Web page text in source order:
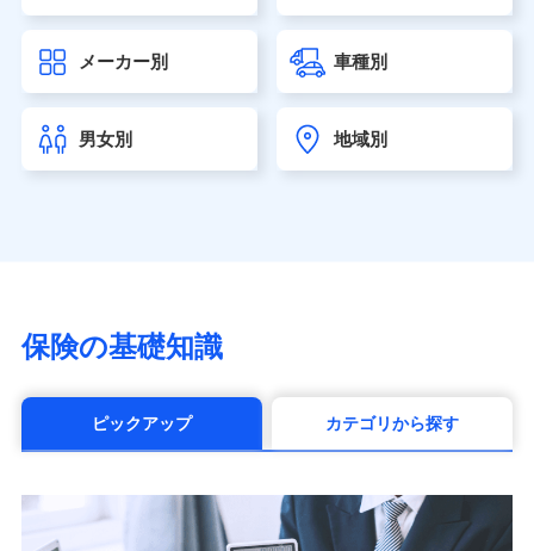
大樹生命保険株式会社（https://www.taiju-life.co.jp）
seimei.co.jp）
チューリッヒ生命保険株式会社
東京海上日動あんしん生命保険株式会社
（https://www.tmn-anshin.co.jp/）
マニュライフ生命保険株式会社
（https://www.manulife.co.jp/）
（https://www.msa-life.co.jp/）
メットライフ生命株式会社(https://www.metlife.co.jp/)
■少額短期保険
メーカー別 車種別
男女別 地域別
保険の基礎知識
ピックアップ カテゴリから探す